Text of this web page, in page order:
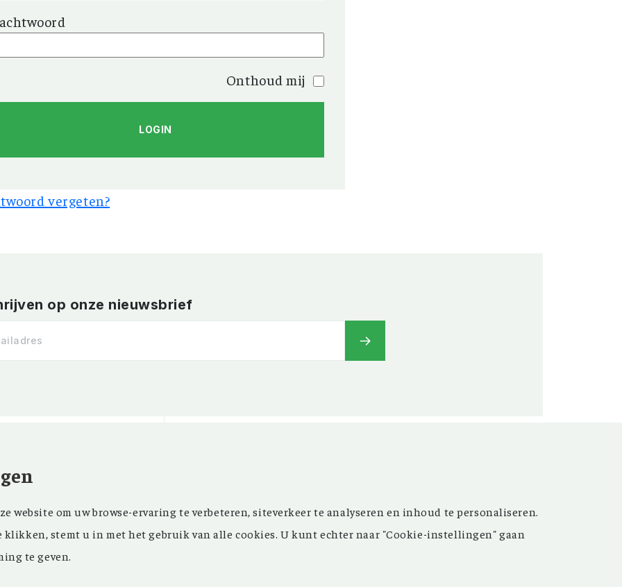
Onthoud mij
vergeten?
op onze nieuwsbrief
FACEBOOK
oprichting in 1946 zijn de inspirerende artikelen
in ons maandblad en meer dan 15.000 bestanden
website om uw browse-ervaring te verbeteren, siteverkeer te analyseren en inhoud te personaliseren.
klikken, stemt u in met het gebruik van alle cookies. U kunt echter naar "Cookie-instellingen" gaan
te geven.